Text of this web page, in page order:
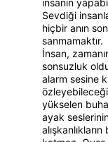
insanın
Sevdiği
hiçbir anın
sanmamaktır.
İnsan,
sonsuzluk
alarm sesine
yükselen
ayak